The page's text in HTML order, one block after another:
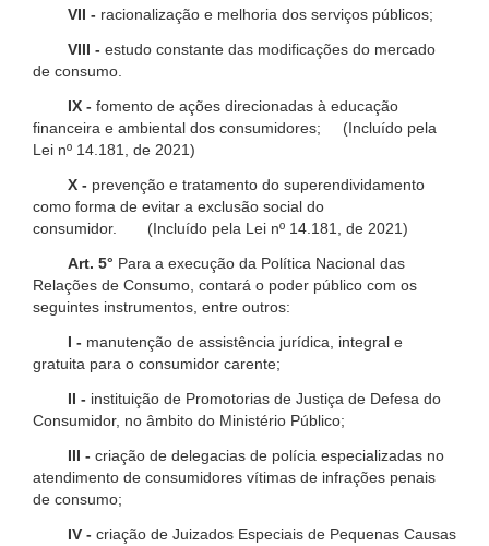
VII - racionalização e melhoria dos serviços públicos;
VIII - estudo constante das modificações do mercado
de consumo.
IX - fomento de ações direcionadas à educação
financeira e ambiental dos consumidores; (Incluído pela
Lei nº 14.181, de 2021)
X - prevenção e tratamento do superendividamento
como forma de evitar a exclusão social do
consumidor. (Incluído pela Lei nº 14.181, de 2021)
Art. 5° Para a execução da Política Nacional das
Relações de Consumo, contará o poder público com os
seguintes instrumentos, entre outros:
I - manutenção de assistência jurídica, integral e
gratuita para o consumidor carente;
II - instituição de Promotorias de Justiça de Defesa do
Consumidor, no âmbito do Ministério Público;
III - criação de delegacias de polícia especializadas no
atendimento de consumidores vítimas de infrações penais
de consumo;
IV - criação de Juizados Especiais de Pequenas Causas